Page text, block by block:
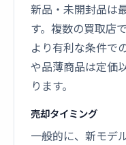
新品・未開封品は
す。複数の買取店
より有利な条件で
や品薄商品は定価
ります。
売却タイミング
一般的に、新モデ